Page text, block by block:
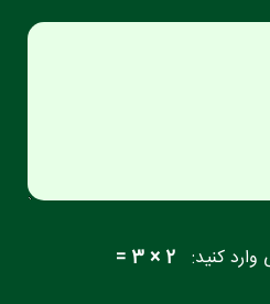
کنید: 2 × 3 =